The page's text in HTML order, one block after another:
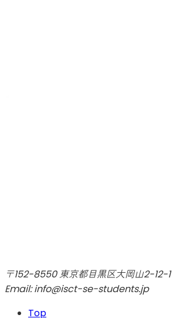
〒152-8550 東京都目黒区大岡山2-12-1
Email: info@isct-se-students.jp
Top